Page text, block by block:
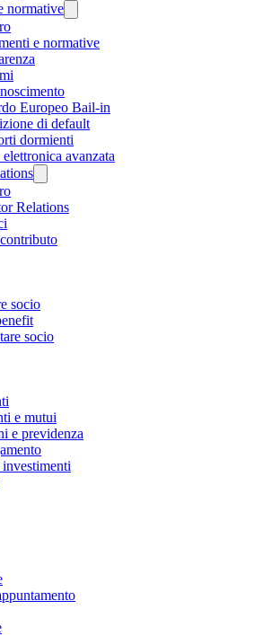
normative
e normative
Europeo Bail-in
di default
dormienti
avanzata
Relations
socio
socio
e mutui
e previdenza